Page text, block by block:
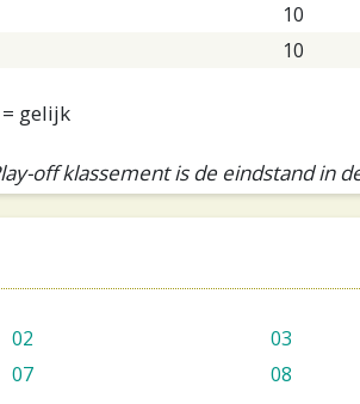
10
10
= gelijk
off klassement is de eindstand in
02 03
07 08